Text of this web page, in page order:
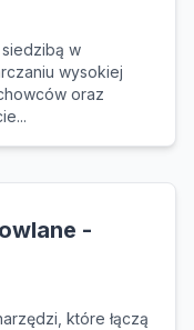
w
wysokiej
oraz
-
które łączą